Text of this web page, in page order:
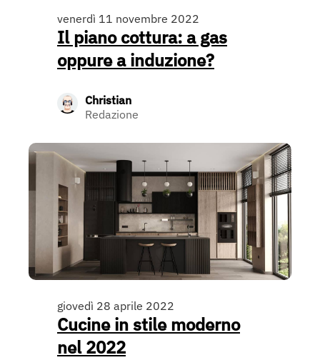
venerdì 11 novembre 2022
Il piano cottura: a gas
oppure a induzione?
Christian
Redazione
giovedì 28 aprile 2022
Cucine in stile moderno
nel 2022